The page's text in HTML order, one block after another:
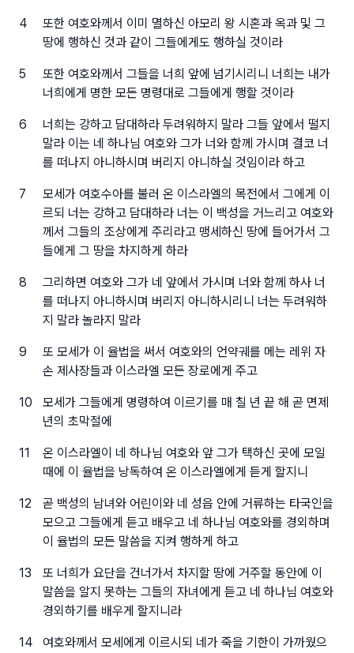
4
또한 여호와께서 이미 멸하신 아모리 왕 시혼과 옥과 및 그
땅에 행하신 것과 같이 그들에게도 행하실 것이라
5
또한 여호와께서 그들을 너희 앞에 넘기시리니 너희는 내가
너희에게 명한 모든 명령대로 그들에게 행할 것이라
6
너희는 강하고 담대하라 두려워하지 말라 그들 앞에서 떨지
말라 이는 네 하나님 여호와 그가 너와 함께 가시며 결코 너
를 떠나지 아니하시며 버리지 아니하실 것임이라 하고
7
모세가 여호수아를 불러 온 이스라엘의 목전에서 그에게 이
르되 너는 강하고 담대하라 너는 이 백성을 거느리고 여호와
께서 그들의 조상에게 주리라고 맹세하신 땅에 들어가서 그
들에게 그 땅을 차지하게 하라
8
그리하면 여호와 그가 네 앞에서 가시며 너와 함께 하사 너
를 떠나지 아니하시며 버리지 아니하시리니 너는 두려워하
지 말라 놀라지 말라
9
또 모세가 이 율법을 써서 여호와의 언약궤를 메는 레위 자
손 제사장들과 이스라엘 모든 장로에게 주고
10
모세가 그들에게 명령하여 이르기를 매 칠 년 끝 해 곧 면제
년의 초막절에
11
온 이스라엘이 네 하나님 여호와 앞 그가 택하신 곳에 모일
때에 이 율법을 낭독하여 온 이스라엘에게 듣게 할지니
12
곧 백성의 남녀와 어린이와 네 성읍 안에 거류하는 타국인을
모으고 그들에게 듣고 배우고 네 하나님 여호와를 경외하며
이 율법의 모든 말씀을 지켜 행하게 하고
13
또 너희가 요단을 건너가서 차지할 땅에 거주할 동안에 이
말씀을 알지 못하는 그들의 자녀에게 듣고 네 하나님 여호와
경외하기를 배우게 할지니라
14
여호와께서 모세에게 이르시되 네가 죽을 기한이 가까웠으